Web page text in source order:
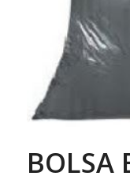
BOLSA